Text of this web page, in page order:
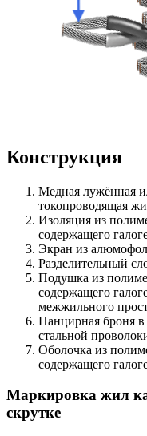
Конструкция
Медная лужённая
токопроводящая
Изоляция из
содержащего
Экран из
Разделительный
Подушка из
содержащего
межжильного
Панцирная броня в
стальной
Оболочка из
содержащего
Маркировка жил
скрутке